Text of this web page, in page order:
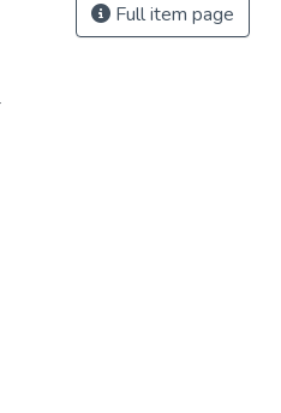
Full item page